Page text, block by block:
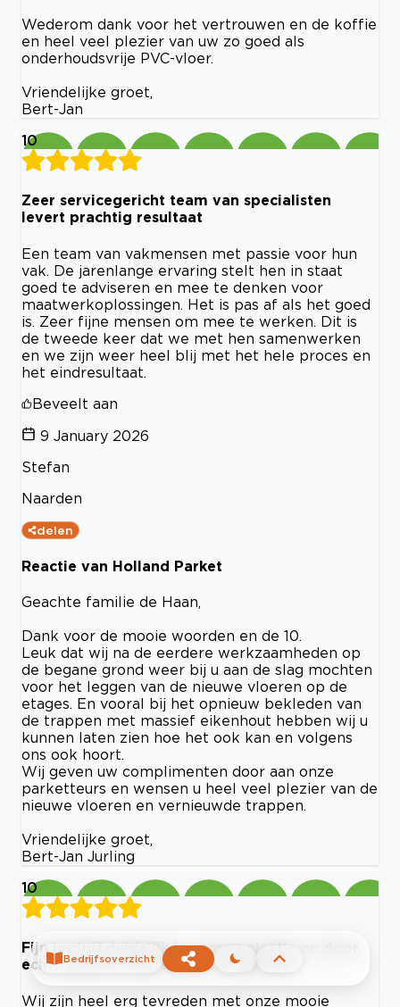
Wederom dank voor het vertrouwen en de koffie
en heel veel plezier van uw zo goed als
onderhoudsvrije PVC-vloer.
Vriendelijke groet,
Bert-Jan
10
Zeer servicegericht team van specialisten
levert prachtig resultaat
Een team van vakmensen met passie voor hun
vak. De jarenlange ervaring stelt hen in staat
goed te adviseren en mee te denken voor
maatwerkoplossingen. Het is pas af als het goed
is. Zeer fijne mensen om mee te werken. Dit is
de tweede keer dat we met hen samenwerken
en we zijn weer heel blij met het hele proces en
het eindresultaat.
Beveelt aan
9 January 2026
Stefan
Naarden
delen
Reactie van Holland Parket
Geachte familie de Haan,
Dank voor de mooie woorden en de 10.
Leuk dat wij na de eerdere werkzaamheden op
de begane grond weer bij u aan de slag mochten
voor het leggen van de nieuwe vloeren op de
etages. En vooral bij het opnieuw bekleden van
de trappen met massief eikenhout hebben wij u
kunnen laten zien hoe het ook kan en volgens
ons ook hoort.
Wij geven uw complimenten door aan onze
parketteurs en wensen u heel veel plezier van de
nieuwe vloeren en vernieuwde trappen.
Vriendelijke groet,
Bert-Jan Jurling
10
Fijn bedrijf,duidelijk in communicatie en door
echte goede vakmensen aan gewerkt
Wij zijn heel erg tevreden met onze mooie
Bedrijfsoverzicht